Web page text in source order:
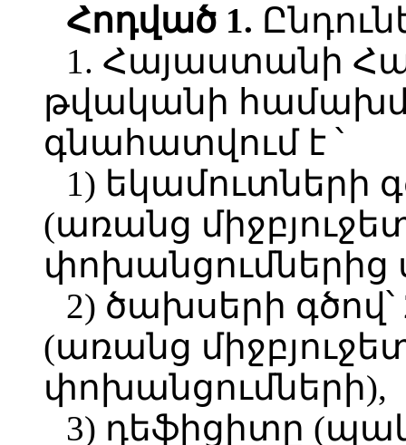
Հոդված 1.
1. Հայաստանի
թվականի
գնահատվում է ՝
1) եկամուտների
(առանց
փոխանցումներից
2) ծախսերի գծով՝
(առանց
փոխանցումների),
3) դեֆիցիտը